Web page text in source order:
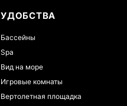
УДОБСТВА
Бассейны
Spa
Вид на море
Игровые комнаты
Вертолетная площадка